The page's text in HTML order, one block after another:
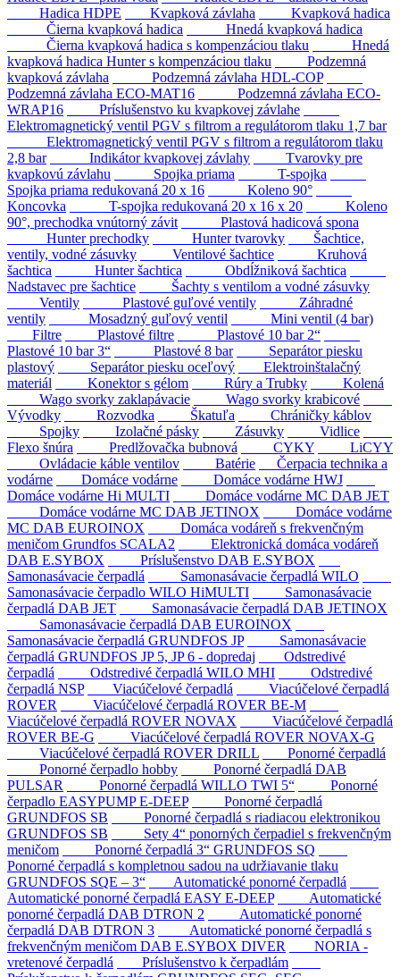
Hadica HDPE
Kvapková závlaha
Kvapková hadica
Čierna kvapková hadica
Hnedá kvapková hadica
Čierna kvapková hadica s kompenzáciou tlaku
Hnedá
kvapková hadica Hunter s kompenzáciou tlaku
Podzemná
kvapková závlaha
Podzemná závlaha HDL-COP
Podzemná závlaha ECO-MAT16
Podzemná závlaha ECO-
WRAP16
Príslušenstvo ku kvapkovej závlahe
Elektromagnetický ventil PGV s filtrom a regulátorom tlaku 1,7 bar
Elektromagnetický ventil PGV s filtrom a regulátorom tlaku
2,8 bar
Indikátor kvapkovej závlahy
Tvarovky pre
kvapkovú závlahu
Spojka priama
T-spojka
Spojka priama redukovaná 20 x 16
Koleno 90°
Koncovka
T-spojka redukovaná 20 x 16 x 20
Koleno
90°, prechodka vnútorný závit
Plastová hadicová spona
Hunter prechodky
Hunter tvarovky
Šachtice,
ventily, vodné zásuvky
Ventilové šachtice
Kruhová
šachtica
Hunter šachtica
Obdĺžniková šachtica
Nadstavec pre šachtice
Šachty s ventilom a vodné zásuvky
Ventily
Plastové guľové ventily
Záhradné
ventily
Mosadzný guľový ventil
Mini ventil (4 bar)
Filtre
Plastové filtre
Plastové 10 bar 2“
Plastové 10 bar 3“
Plastové 8 bar
Separátor piesku
plastový
Separátor piesku oceľový
Elektroinštalačný
materiál
Konektor s gélom Rúry a Trubky
Kolená
Wago svorky zaklapávacie
Wago svorky krabicové
Vývodky
Rozvodka Škatuľa
Chráničky káblov
Spojky
Izolačné pásky Zásuvky
Vidlice
Flexo šnúra
Predlžovačka bubnová CYKY
LiCYY
Ovládacie káble ventilov
Batérie
Čerpacia technika a
vodárne
Domáce vodárne
Domáce vodárne HWJ
Domáce vodárne Hi MULTI
Domáce vodárne MC DAB JET
Domáce vodárne MC DAB JETINOX
Domáce vodárne
MC DAB EUROINOX
Domáca vodáreň s frekvenčným
meničom Grundfos SCALA2
Elektronická domáca vodáreň
DAB E.SYBOX
Príslušenstvo DAB E.SYBOX
Samonasávacie čerpadlá
Samonasávacie čerpadlá WILO
Samonasávacie čerpadlo WILO HiMULTI
Samonasávacie
čerpadlá DAB JET
Samonasávacie čerpadlá DAB JETINOX
Samonasávacie čerpadlá DAB EUROINOX
Samonasávacie čerpadlá GRUNDFOS JP
Samonasávacie
čerpadlá GRUNDFOS JP 5, JP 6 - dopredaj
Odstredivé
čerpadlá
Odstredivé čerpadlá WILO MHI
Odstredivé
čerpadlá NSP
Viacúčelové čerpadlá
Viacúčelové čerpadlá
ROVER
Viacúčelové čerpadlá ROVER BE-M
Viacúčelové čerpadlá ROVER NOVAX
Viacúčelové čerpadlá
ROVER BE-G
Viacúčelové čerpadlá ROVER NOVAX-G
Viacúčelové čerpadlá ROVER DRILL
Ponorné čerpadlá
Ponorné čerpadlo hobby
Ponorné čerpadlá DAB
PULSAR
Ponorné čerpadlá WILLO TWI 5“
Ponorné
čerpadlo EASYPUMP E-DEEP
Ponorné čerpadlá
GRUNDFOS SB
Ponorné čerpadlá s riadiacou elektronikou
GRUNDFOS SB
Sety 4“ ponorných čerpadiel s frekvenčným
meničom
Ponorné čerpadlá 3“ GRUNDFOS SQ
Ponorné čerpadlá s kompletnou sadou na udržiavanie tlaku
GRUNDFOS SQE – 3“
Automatické ponorné čerpadlá
Automatické ponorné čerpadlá EASY E-DEEP
Automatické
ponorné čerpadlá DAB DTRON 2
Automatické ponorné
čerpadlá DAB DTRON 3
Automatické ponorné čerpadlá s
frekvenčným meničom DAB E.SYBOX DIVER
NORIA -
vretenové čerpadlá
Príslušenstvo k čerpadlám